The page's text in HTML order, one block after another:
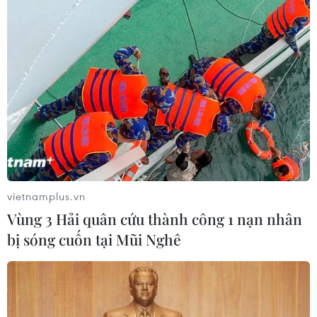
06/08/2026 15:57
Nga thúc đẩy đa dạng hóa tuyến vận
tải kết nối châu Á qua Ấn Độ Dương
06/08/2026 15:34
Italy và Hy Lạp trở thành điểm nóng
của virus Tây sông Nile
NATO ưu tiên đẩy nhanh chuyển
giao hệ thống phòng không cho
vietnamplus.vn
Vùng 3 Hải quân cứu thành công 1 nạn nhân
bị sóng cuốn tại Mũi Nghê